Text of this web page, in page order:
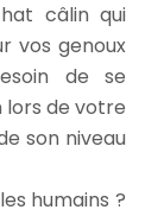
câlin qui
vos genoux
de se
lors de votre
son niveau
humains ?